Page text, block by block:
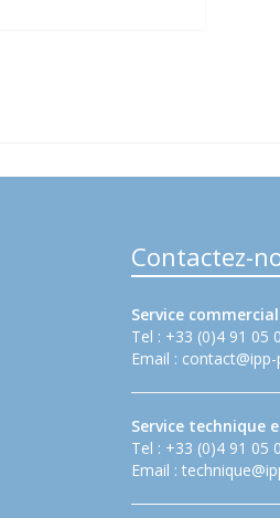
Contactez-
Service commercial
Tel : +33 (0)4 91 05
Email :
Service technique
Tel : +33 (0)4 91 05
Email :